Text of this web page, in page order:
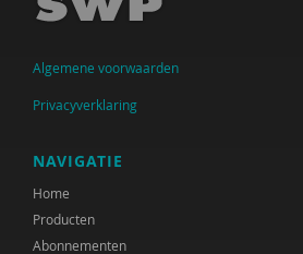
Krijn van Beek
Christien Begemann
Joop Belderok
Elena Bendien
Henk Berg
Sandra Beurskens
Algemene voorwaarden
Privacyverklaring
NAVIGATIE
Home
Producten
Abonnementen